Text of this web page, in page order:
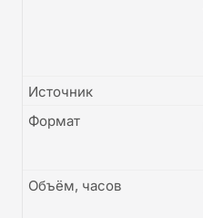
Источник
Формат
Объём, часов